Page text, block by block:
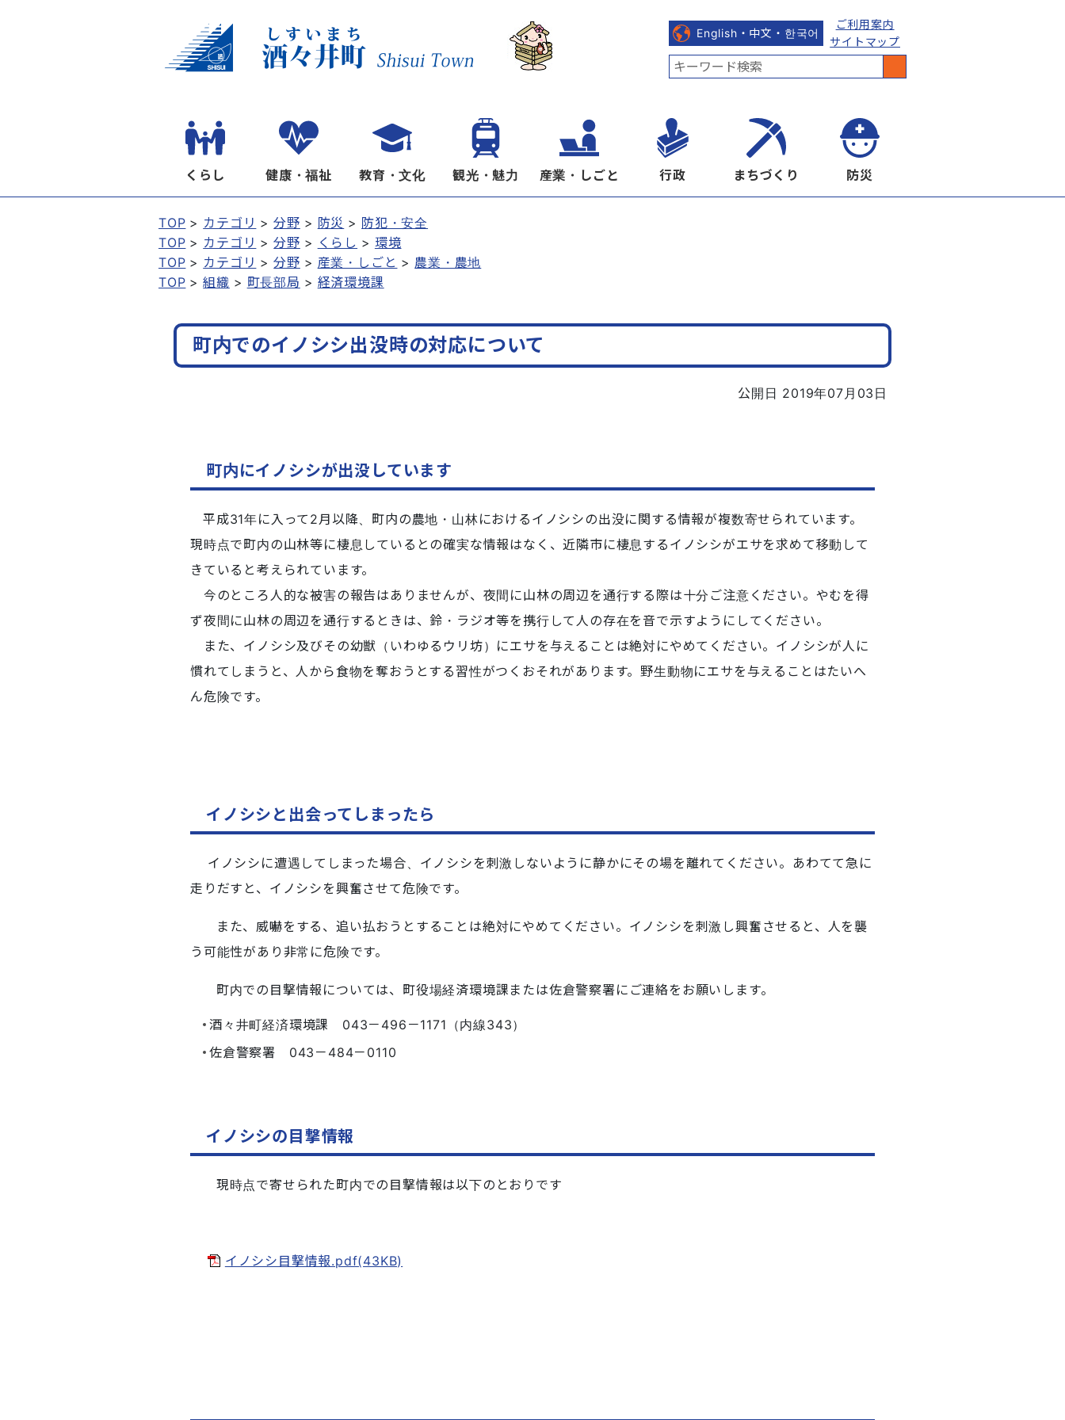
English・中文・한국어
ご利用案内
サイトマップ
くらし 健康・福祉 教育・文化 観光・魅力 産業・しごと 行政 まちづくり 防災
TOP カテゴリ 分野 防災
防犯・安全
TOP
カテゴリ 分野 くらし
環境
TOP
カテゴリ 分野 産業・しごと
農業・農地
TOP
組織 町長部局 経済環境課
町内でのイノシシ出没時の対応について
公開日 2019年07月03日
町内にイノシシが出没しています
平成31年に入って2月以降、町内の農地・山林におけるイノシシの出没に関する情報が複数寄せられています。
現時点で町内の山林等に棲息しているとの確実な情報はなく、近隣市に棲息するイノシシがエサを求めて移動して
きていると考えられています。
今のところ人的な被害の報告はありませんが、夜間に山林の周辺を通行する際は十分ご注意ください。やむを得
ず夜間に山林の周辺を通行するときは、鈴・ラジオ等を携行して人の存在を音で示すようにしてください。
また、イノシシ及びその幼獣（いわゆるウリ坊）にエサを与えることは絶対にやめてください。イノシシが人に
慣れてしまうと、人から食物を奪おうとする習性がつくおそれがあります。野生動物にエサを与えることはたいへ
ん危険です。
イノシシと出会ってしまったら
イノシシに遭遇してしまった場合、イノシシを刺激しないように静かにその場を離れてください。あわてて急に
走りだすと、イノシシを興奮させて危険です。
また、威嚇をする、追い払おうとすることは絶対にやめてください。イノシシを刺激し興奮させると、人を襲
う可能性があり非常に危険です。
町内での目撃情報については、町役場経済環境課または佐倉警察署にご連絡をお願いします。
酒々井町経済環境課 043－496－1171（内線343）
佐倉警察署 043－484－0110
イノシシの目撃情報
現時点で寄せられた町内での目撃情報は以下のとおりです
イノシシ目撃情報.pdf(43KB)